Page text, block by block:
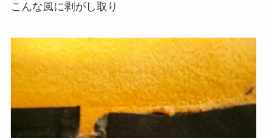
こんな風に剥がし取り